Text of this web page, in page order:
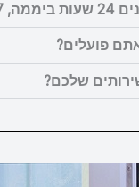
בשבוע?
פועלים?
שלכם?